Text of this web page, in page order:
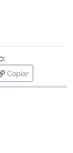
Copiar
para área de